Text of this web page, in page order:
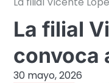
La filial
convoca
30 mayo, 2026